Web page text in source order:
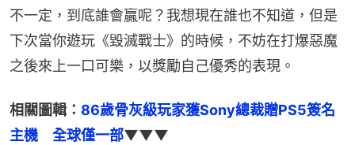
不一定，到底誰會贏呢？我想現在誰也不知道，但是
下次當你遊玩《毀滅戰士》的時候，不妨在打爆惡魔
之後來上一口可樂，以獎勵自己優秀的表現。
相關圖輯： 86歲骨灰級玩家獲Sony總裁贈PS5簽名
主機　全球僅一部▼▼▼